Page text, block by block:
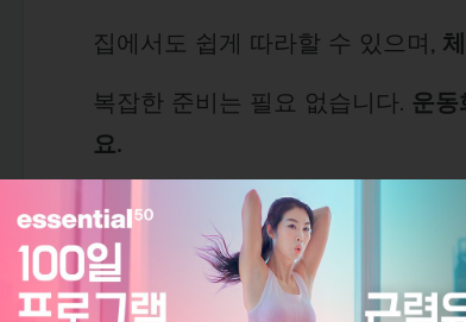
집에서도 쉽게 따라할 수 있으며,
복잡한 준비는 필요 없습니다. 운
요.
1. 유산소 홈트가 필요한 이
✅ 체지방 연소에 탁월